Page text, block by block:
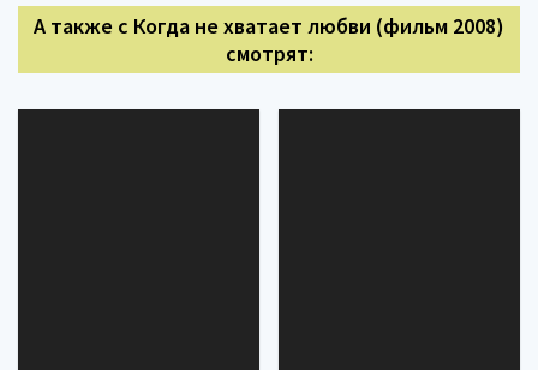
А также с Когда не хватает любви (фильм 2008)
смотрят: